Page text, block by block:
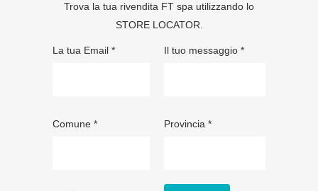
Trova la tua rivendita FT spa utilizzando lo
STORE LOCATOR.
La tua Email *
Comune *
Il tuo messaggio *
Provincia *